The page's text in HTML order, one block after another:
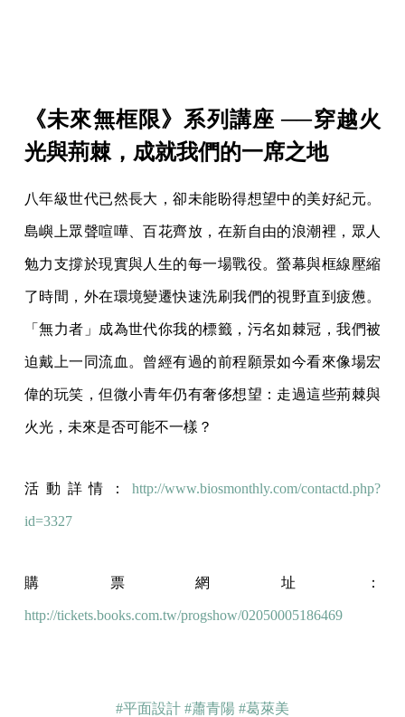
《未來無框限》系列講座 ──穿越火
光與荊棘，成就我們的一席之地
八年級世代已然長大，卻未能盼得想望中的美好紀元。
島嶼上眾聲喧嘩、百花齊放，在新自由的浪潮裡，眾人
勉力支撐於現實與人生的每一場戰役。螢幕與框線壓縮
了時間，外在環境變遷快速洗刷我們的視野直到疲憊。
「無力者」成為世代你我的標籤，污名如棘冠，我們被
迫戴上一同流血。曾經有過的前程願景如今看來像場宏
偉的玩笑，但微小青年仍有奢侈想望：走過這些荊棘與
火光，未來是否可能不一樣？
活動詳情： http://www.biosmonthly.com/contactd.php?
id=3327
購票網址：
http://tickets.books.com.tw/progshow/02050005186469
#平面設計 #蕭青陽 #葛萊美